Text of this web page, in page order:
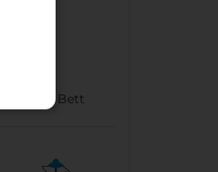
King Size Bett